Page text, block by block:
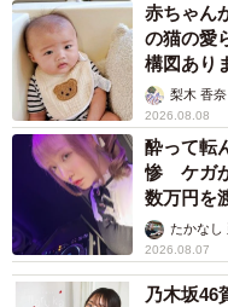
赤ちゃん
の猫の愛
構図あり
梨木 香奈
2026.08.08
酔って転
惨 ケガ
数万円を
たかなし
2026.08.07
乃木坂